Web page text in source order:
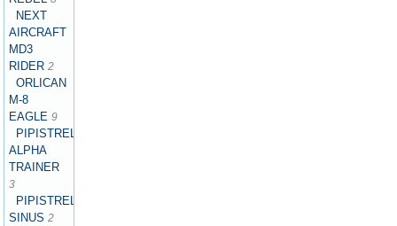
NEXT
AIRCRAFT
MD3
RIDER 2
ORLICAN
M-8
EAGLE 9
PIPISTREL
ALPHA
TRAINER
3
PIPISTREL
SINUS 2